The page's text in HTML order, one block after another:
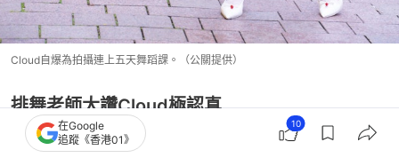
Cloud自爆為拍攝連上五天舞蹈課。（公關提供）
排舞老師大讚Cloud極認真
當日排舞老師Jacko也在場，即使天氣再悶熱，Cloud
在Google
追蹤《香港01》
10